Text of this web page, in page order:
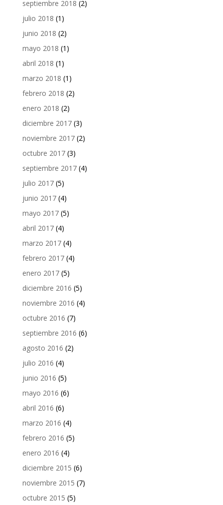
septiembre 2018 (2)
julio 2018 (1)
junio 2018 (2)
mayo 2018 (1)
abril 2018 (1)
marzo 2018 (1)
febrero 2018 (2)
enero 2018 (2)
diciembre 2017(3)
noviembre 2017(2)
octubre 2017(3)
septiembre 2017(4)
julio 2017(5)
junio 2017(4)
mayo 2017(5)
abril 2017(4)
marzo 2017(4)
febrero 2017(4)
enero 2017(5)
diciembre 2016 (5)
noviembre 2016 (4)
octubre 2016 (7)
septiembre 2016 (6)
agosto 2016 (2)
julio 2016 (4)
junio 2016 (5)
mayo 2016 (6)
abril 2016 (6)
marzo 2016 (4)
febrero 2016 (5)
enero 2016 (4)
diciembre 2015 (6)
noviembre 2015 (7)
octubre 2015 (5)